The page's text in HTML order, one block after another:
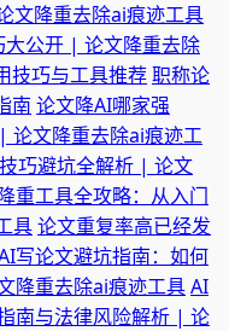
文降重去除ai痕迹工具
大公开 | 论文降重去除
技巧与工具推荐职称论
南 论文降AI哪家强
论文降重去除ai痕迹工
巧避坑全解析 | 论文
重工具全攻略：从入门
具论文重复率高已经发
写论文避坑指南：如何
降重去除ai痕迹工具AI
南与法律风险解析 | 论